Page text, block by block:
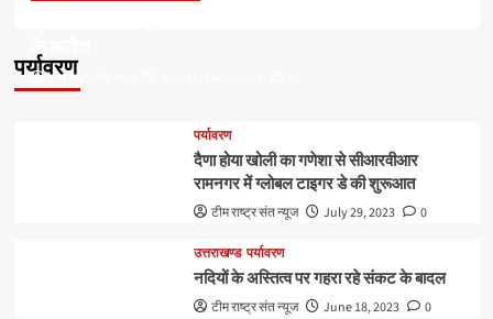
पर्यावरण
के आदेश
टीम राष्ट्र संत न्यूज
पर्यावरण
दैणा होया खोली का गणेशा से सीआरवीआर
रामनगर में ग्लोबल टाइगर डे की शुरूआत
टीम राष्ट्र संत न्यूज July 29, 2023 0
उत्तराखण्ड पर्यावरण
नदियों के अस्तित्व पर गहरा रहे संकट के बादल
टीम राष्ट्र संत न्यूज June 18, 2023 0